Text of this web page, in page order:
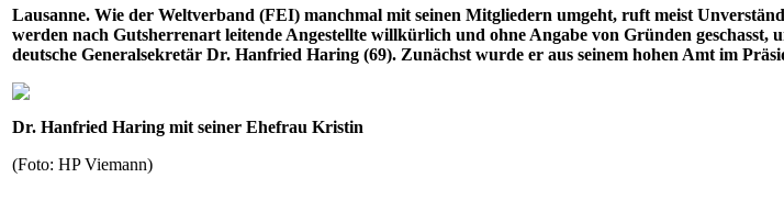
Lausanne. Wie der Weltverband (FEI) manchmal mit seinen Mitgliedern umgeht, ruft meist
werden nach Gutsherrenart leitende Angestellte willkürlich und ohne Angabe von Gründen
deutsche Generalsekretär Dr. Hanfried Haring (69). Zunächst wurde er aus seinem hohen Amt im Prä
Dr. Hanfried Haring mit seiner Ehefrau Kristin
(Foto: HP Viemann)